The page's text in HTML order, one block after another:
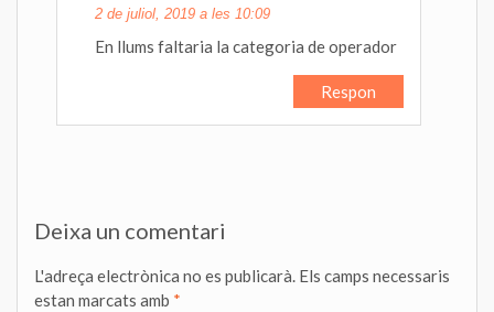
2 de juliol, 2019 a les 10:09
En llums faltaria la categoria de operador
Respon
Deixa un comentari
L'adreça electrònica no es publicarà. Els camps necessaris
estan marcats amb *